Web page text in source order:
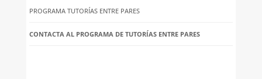
PROGRAMA TUTORÍAS ENTRE PARES
CONTACTA AL PROGRAMA DE TUTORÍAS ENTRE PARES